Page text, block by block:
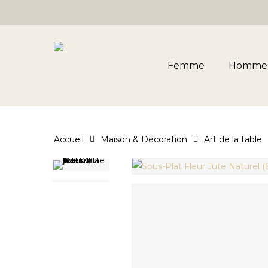
to
Femme Homme
Accueil Maison & Décoration Art de la table